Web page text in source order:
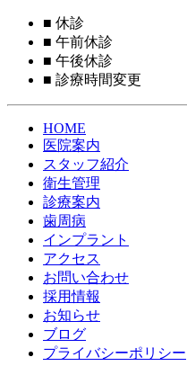
■ 休診
■ 午前休診
■ 午後休診
■ 診療時間変更
HOME
医院案内
スタッフ紹介
衛生管理
診療案内
歯周病
インプラント
アクセス
お問い合わせ
採用情報
お知らせ
ブログ
プライバシーポリシー